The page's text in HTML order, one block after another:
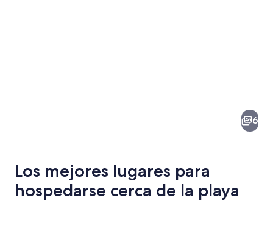
6
Los mejores lugares para
hospedarse cerca de la playa